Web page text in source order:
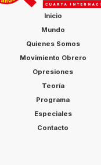
Inicio
Mundo
Quienes Somos
Movimiento Obrero
Opresiones
Teoría
Programa
Especiales
Contacto